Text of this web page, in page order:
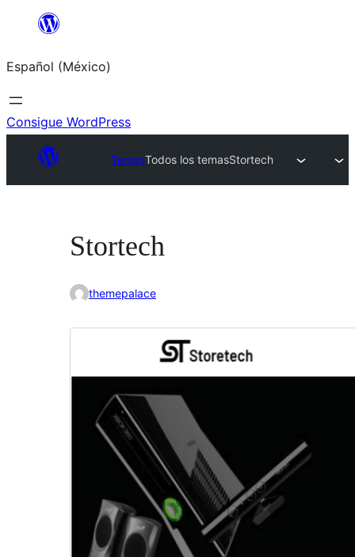
Saltar
contenido
Español (México)
Consigue WordPress
TemasTodos los temasStortech
Stortech
themepalace